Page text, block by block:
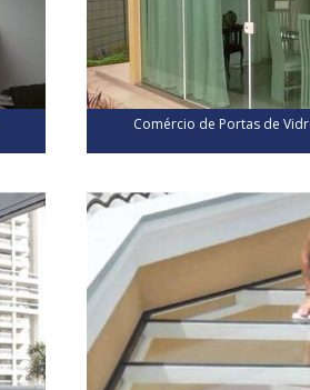
Comércio de Portas de